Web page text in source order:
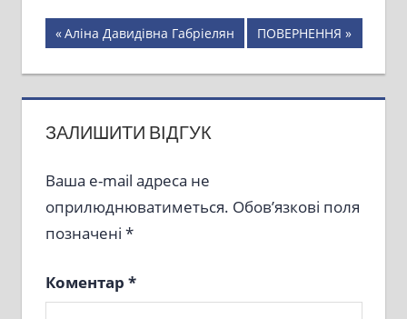
Навігація
записів
Previous
Post:
Аліна Давидівна Габріелян
Next
Post:
ПОВЕРНЕННЯ
ЗАЛИШИТИ ВІДГУК
Ваша e-mail адреса не
оприлюднюватиметься. Обов’язкові поля
позначені *
Коментар *